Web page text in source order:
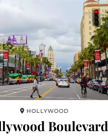
HOLLYWOOD
Boulevard